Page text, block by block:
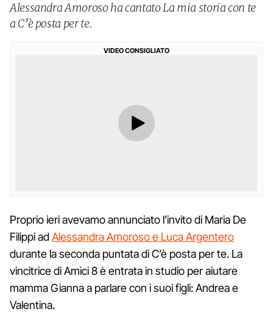
Alessandra Amoroso ha cantato La mia storia con te
a C’è posta per te.
VIDEO CONSIGLIATO
Proprio ieri avevamo annunciato l’invito di Maria De
Filippi adAlessandra Amoroso e Luca Argentero
durante la seconda puntata di C’è posta per te. La
vincitrice di Amici 8 è entrata in studio per aiutare
mamma Gianna a parlare con i suoi figli: Andrea e
Valentina.